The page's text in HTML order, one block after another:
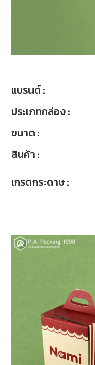
แบรนด์ :
ประเภทกล่อง :
ขนาด :
สินค้า :
เกรดกระดาษ :